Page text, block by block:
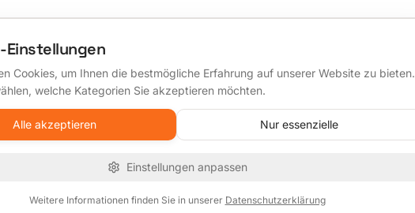
Einstellungen
Cookies, um Ihnen die bestmögliche Erfahrung auf unserer Website zu bieten.
welche Kategorien Sie akzeptieren möchten.
Alle akzeptieren Nur essenzielle
Einstellungen anpassen
Weitere Informationen finden Sie in unserer Datenschutzerklärung